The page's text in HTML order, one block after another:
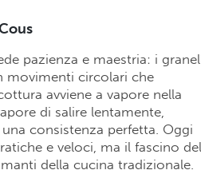
pazienza e maestria: i
movimenti circolari che
avviene a vapore nella
di salire lentamente,
consistenza perfetta. Oggi
e veloci, ma il fascino
della cucina tradizionale.